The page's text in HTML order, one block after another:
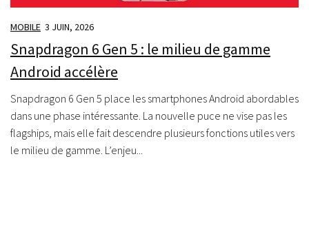
MOBILE 3 JUIN, 2026
Snapdragon 6 Gen 5 : le milieu de gamme
Android accélère
Snapdragon 6 Gen 5 place les smartphones Android abordables
dans une phase intéressante. La nouvelle puce ne vise pas les
flagships, mais elle fait descendre plusieurs fonctions utiles vers
le milieu de gamme. L’enjeu...